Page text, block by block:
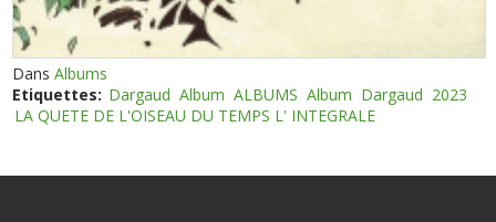
DansAlbums
Etiquettes: Dargaud Album ALBUMS Album Dargaud 2023
LA QUETE DE L'OISEAU DU TEMPS L' INTEGRALE